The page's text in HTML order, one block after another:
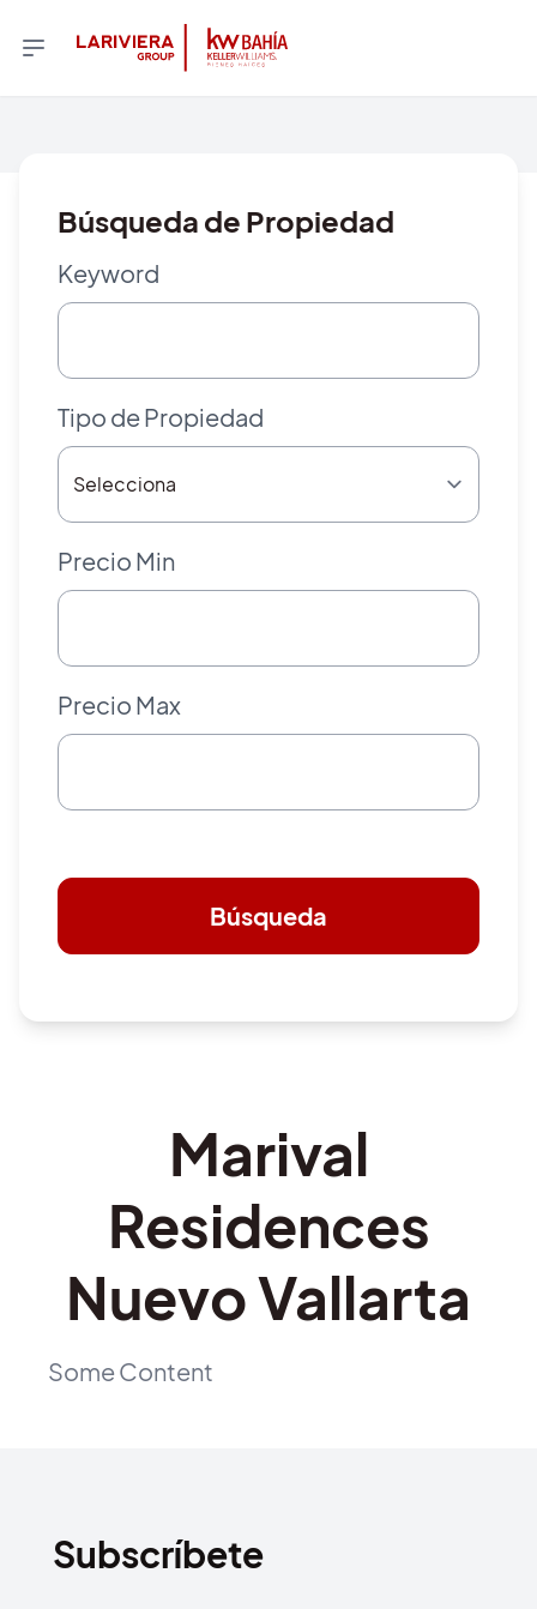
Búsqueda de Propiedad
Keyword
Tipo de Propiedad
Precio Min
Precio Max
Búsqueda
Marival
Residences
Nuevo Vallarta
Some Content
Subscríbete